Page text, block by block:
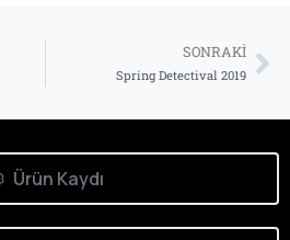
SONRAKI
Spring Detectival 2019
Ürün Kaydı